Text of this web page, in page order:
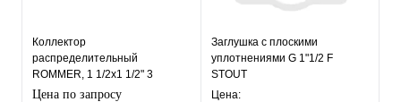
Коллектор
распределительный
ROMMER, 1 1/2х1 1/2" 3
отопительных контура
Цена по запросу
Заглушка с плоскими
уплотнениями G 1"1/2 F
STOUT
Цена: